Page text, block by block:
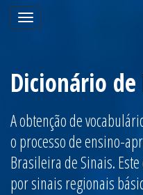
Toggle
navigation
Dicionário de
A obtenção de
o processo de ensino-
Brasileira de Sinais.
por sinais regionais